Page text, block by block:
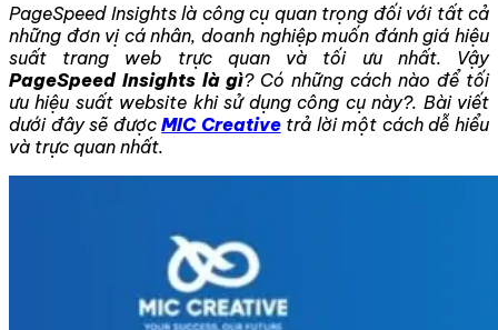
PageSpeed Insights là công cụ quan trọng đối với tất cả
những đơn vị cá nhân, doanh nghiệp muốn đánh giá hiệu
suất trang web trực quan và tối ưu nhất. Vậy
PageSpeed Insights là gì? Có những cách nào để tối
ưu hiệu suất website khi sử dụng công cụ này?. Bài viết
dưới đây sẽ đượcMIC Creativetrả lời một cách dễ hiểu
và trực quan nhất.